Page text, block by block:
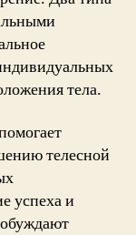
тела.
телесной
успеха и